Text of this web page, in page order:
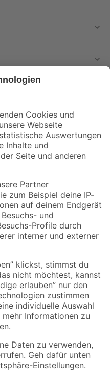
Aktionen mehr verpassen!
dargestellten Angebote sind unter
Verfügbarkeiten beziehen